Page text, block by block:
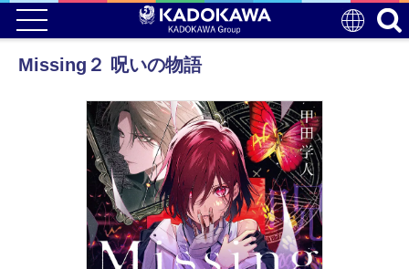
Missing２ 呪いの物語